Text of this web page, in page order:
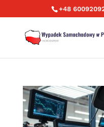
+48